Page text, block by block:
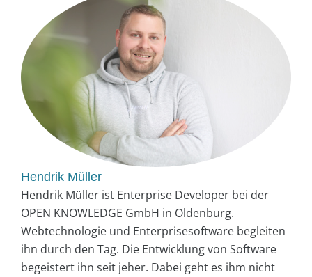
Hendrik Müller
Hendrik Müller ist Enterprise Developer bei der
OPEN KNOWLEDGE GmbH in Oldenburg.
Webtechnologie und Enterprisesoftware begleiten
ihn durch den Tag. Die Entwicklung von Software
begeistert ihn seit jeher. Dabei geht es ihm nicht